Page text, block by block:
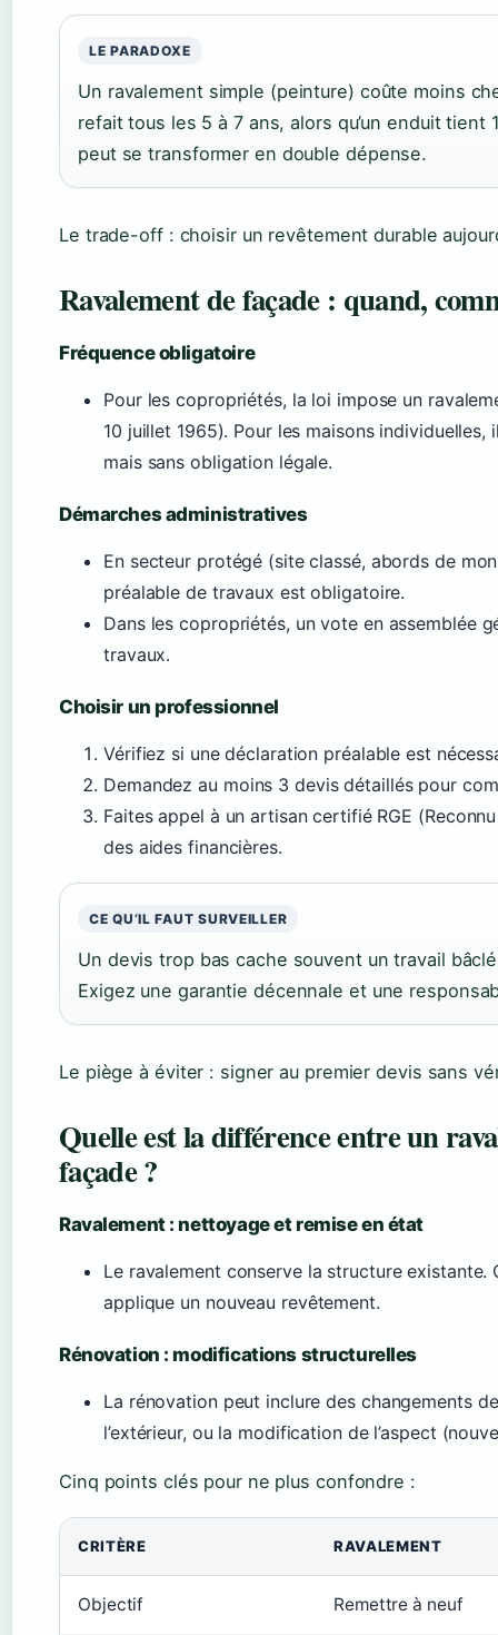
LE PARADOXE
Un ravalement simple (peinture) coûte moins
refait tous les 5 à 7 ans, alors qu’un enduit tient
peut se transformer en double dépense.
Le trade-off : choisir un revêtement durable
Ravalement de façade : quand,
Fréquence obligatoire
Pour les copropriétés, la loi impose un
10 juillet 1965). Pour les maisons
mais sans obligation légale.
Démarches administratives
En secteur protégé (site classé, abords de
préalable de travaux est obligatoire.
Dans les copropriétés, un vote en assemblée
travaux.
Choisir un professionnel
Vérifiez si une déclaration préalable est
Demandez au moins 3 devis détaillés pour
Faites appel à un artisan certifié RGE
des aides financières.
CE QU’IL FAUT SURVEILLER
Un devis trop bas cache souvent un travail
Exigez une garantie décennale et une
Le piège à éviter : signer au premier devis sans
Quelle est la différence entre un
façade ?
Ravalement : nettoyage et remise en état
Le ravalement conserve la structure
applique un nouveau revêtement.
Rénovation : modifications structurelles
La rénovation peut inclure des changements
l’extérieur, ou la modification de l’aspect
Cinq points clés pour ne plus confondre :
CRITÈRE RAVALEMENT
Objectif Remettre à neuf